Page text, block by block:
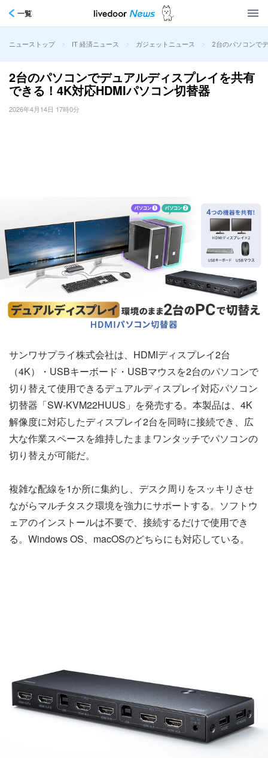
一覧
ニューストップ > IT 経済ニュース > ガジェットニュース > 2台のパソコンで
2台のパソコンでデュアルディスプレイを共有
できる！4K対応HDMIパソコン切替器
2026年4月14日 17時0分
サンワサプライ株式会社は、HDMIディスプレイ2台
（4K）・USBキーボード・USBマウスを2台のパソコンで
切り替えて使用できるデュアルディスプレイ対応パソコン
切替器「SW-KVM22HUUS」を発売する。本製品は、4K
解像度に対応したディスプレイ2台を同時に接続でき、広
大な作業スペースを維持したままワンタッチでパソコンの
切り替えが可能だ。
複雑な配線を1か所に集約し、デスク周りをスッキリさせ
ながらマルチタスク環境を強力にサポートする。ソフトウ
ェアのインストールは不要で、接続するだけで使用でき
る。Windows OS、macOSのどちらにも対応している。